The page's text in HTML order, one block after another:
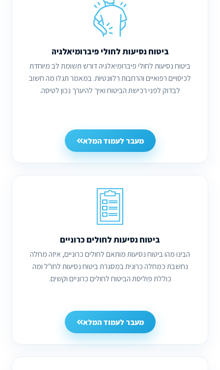
ביטוח נסיעות לחולי פיברומיאלגיה
ביטוח נסיעות לחולי פיברומיאלגיה דורש תשומת לב מיוחדת
לכיסויים רפואיים והרחבות רלוונטיות. במאמר תגלו מה חשוב
לבדוק לפני רכישת הביטוח ואיך להיערך נכון לטיסה.
מעבר לעמוד המלא
ביטוח נסיעות לחולים כרוניים
הבינו מהו ביטוח נסיעות מותאם לחולים כרוניים, איזה מחלה
נחשבת כמחלה כרונית במסגרת ביטוח נסיעות לחו"ל ומה
כוללת פוליסת הביטוח לחולים כרוניים וקשים.
מעבר לעמוד המלא